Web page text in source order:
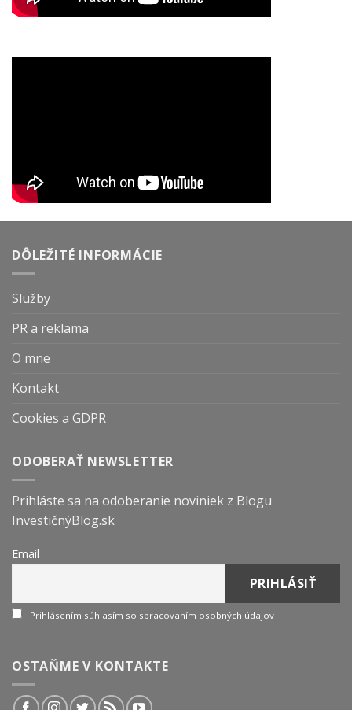
DÔLEŽITÉ INFORMÁCIE
Služby
PR a reklama
O mne
Kontakt
Cookies a GDPR
ODOBERAŤ NEWSLETTER
Prihláste sa na odoberanie noviniek z Blogu
InvestičnýBlog.sk
Email
Prihlásením súhlasím so spracovaním osobných údajov
OSTAŇME V KONTAKTE